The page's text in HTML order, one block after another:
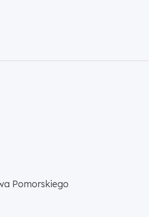
Pomorskiego